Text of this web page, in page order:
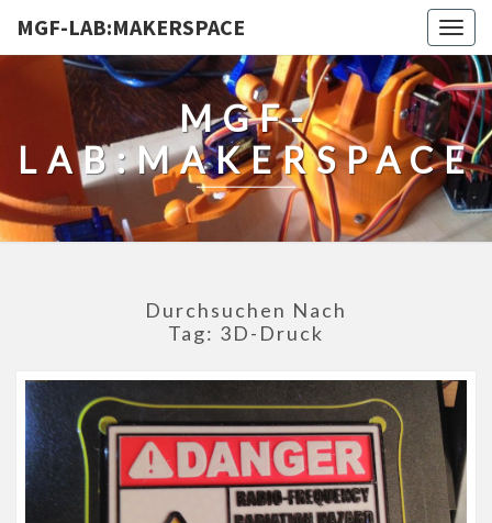
MGF-LAB:MAKERSPACE
MGF-
LAB:MAKERSPACE
Durchsuchen Nach
Tag: 3D-Druck